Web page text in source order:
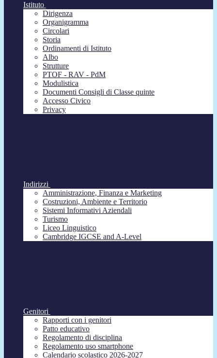
Istituto
Dirigenza
Organigramma
Circolari
Storia
Ordinamenti di Istituto
Albo
Strutture
PTOF - RAV - PdM
Modulistica
Documenti Consigli di Classe quinte
Accesso Civico
Privacy
Indirizzi
Amministrazione, Finanza e Marketing
Costruzioni, Ambiente e Territorio
Sistemi Informativi Aziendali
Turismo
Liceo Linguistico
Cambridge IGCSE and A-Level
Genitori
Rapporti con i genitori
Patto educativo
Regolamento di disciplina
Regolamento uso smartphone
Calendario scolastico 2026-2027